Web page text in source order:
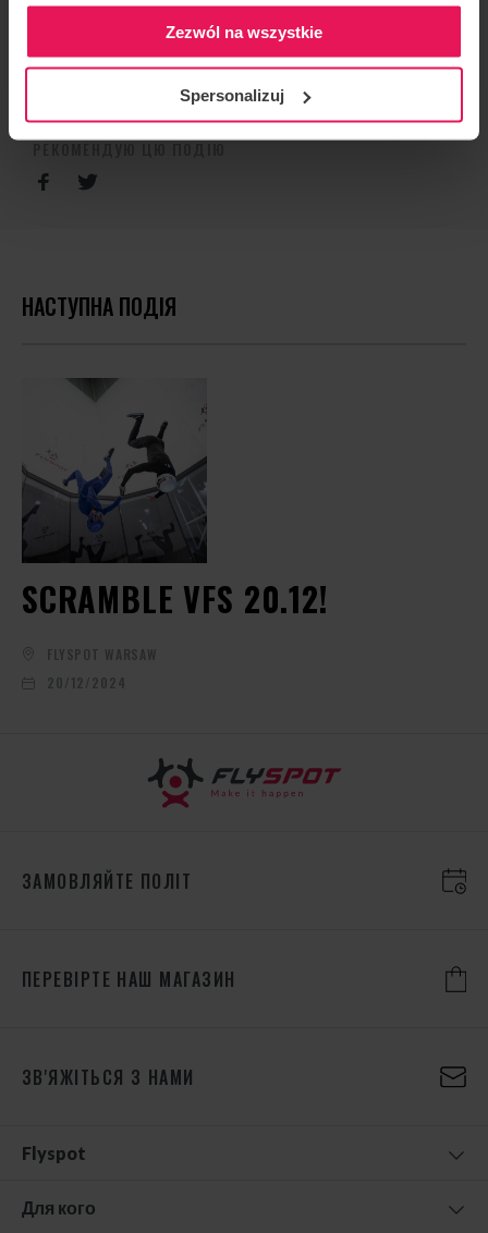
Zezwól na wszystkie
Spersonalizuj
ОРГАНІЗАТОР ЗАХОДУ
agnieszka.olczyk@flyspot.com
НАСТУПНА ПОДІЯ
SCRAMBLE VFS 20.12!
FLYSPOT WARSAW
20/12/2024
ЗАМОВЛЯЙТЕ ПОЛІТ
ПЕРЕВІРТЕ НАШ МАГАЗИН
ЗВ'ЯЖІТЬСЯ З НАМИ
Flyspot
Для кого